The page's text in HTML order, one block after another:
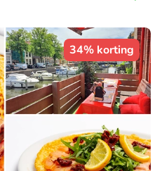
34% korting